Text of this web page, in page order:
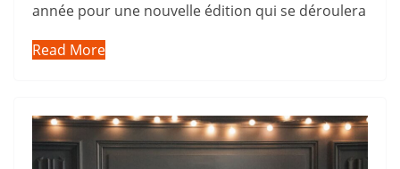
année pour une nouvelle édition qui se déroulera
Read More